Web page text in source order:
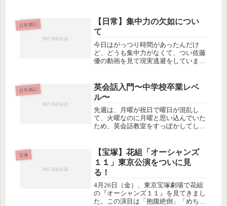
が複数の人から流れているんだけど、
その出典が書いてないので、事...
日常雑記
【日常】集中力の欠如につい
て
今日はがっつり時間があったんだけ
ど、どうも集中力がなくて、つい佐藤
優の動画を見て現実逃避をしていまし
りはとても面白いです。今は特にイス
ラム圏やウクライナ方面のこみいった
事情...
日常雑記
英会話入門〜中学校卒業レベ
ル〜
先週は、月曜が祝日で曜日が混乱し
て、火曜なのに月曜と思い込んでいた
ため、英会話教室をすっぽかしてしま
うまで全然気づいていかなったとい
う…(~_~;)で今日はちゃんと...
宝塚
【宝塚】花組「オーシャンズ
１１」東京公演をついに見
る！
4月26日（金）、東京宝塚劇場で花組
の『オーシャンズ１１』を見てきまし
た。この演目は「抱腹絶倒」「めちゃ